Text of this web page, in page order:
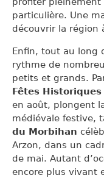
particulière. Une
découvrir la région
Enfin, tout au long
rythme de
petits et grands.
Fêtes
en août, plongent
médiévale festive,
du Morbihan
Arzon, dans un
de mai. Autant
encore plus vivant